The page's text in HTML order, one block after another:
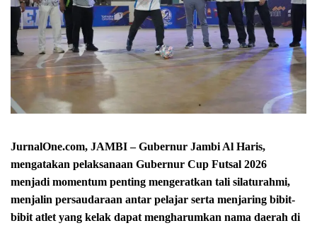
JurnalOne.com, JAMBI – Gubernur Jambi Al Haris,
mengatakan pelaksanaan Gubernur Cup Futsal 2026
menjadi momentum penting mengeratkan tali silaturahmi,
menjalin persaudaraan antar pelajar serta menjaring bibit-
bibit atlet yang kelak dapat mengharumkan nama daerah di